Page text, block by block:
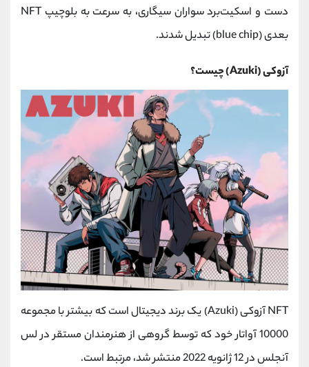
دست و اسکیت‌برد سواران سیگاری، به سرعت به بلوچیپ NFT
بعدی (blue chip) تبدیل شدند.
آزوکی (Azuki) چیست؟
NFT آزوکی (Azuki) یک برند دیجیتال است که بیشتر با مجموعه
10000 آواتار خود که توسط گروهی از هنرمندان مستقر در لس
آنجلس در 12 ژانویه 2022 منتشر شد، مرتبط است.